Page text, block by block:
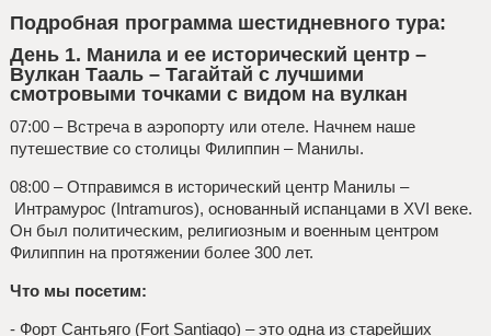
Подробная программа шестидневного тура:
День 1. Манила и ее исторический центр –
Вулкан Тааль – Тагайтай с лучшими
смотровыми точками с видом на вулкан
07:00 – Встреча в аэропорту или отеле. Начнем наше
путешествие со столицы Филиппин – Манилы.
08:00 – Отправимся в исторический центр Манилы –
Интрамурос (Intramuros), основанный испанцами в XVI веке.
Он был политическим, религиозным и военным центром
Филиппин на протяжении более 300 лет.
Что мы посетим:
- Форт Сантьяго (Fort Santiago) – это одна из старейших